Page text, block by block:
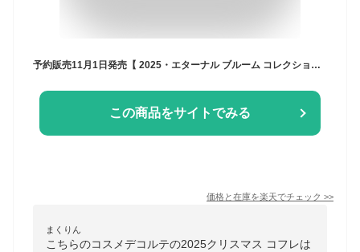
予約販売11月1日発売【 2025・エターナル ブルーム コレクション】DECORTÉ コスメデコルテ エターナル ブルーム コレクション クリスマスコフレ ホリデーコフレ ホリデーギフト 2025クリスマス クリスマスプレゼント コフレ
この商品をサイトでみる
価格と在庫を楽天でチェック >>
まくりん
こちらのコスメデコルテの2025クリスマス コフレは